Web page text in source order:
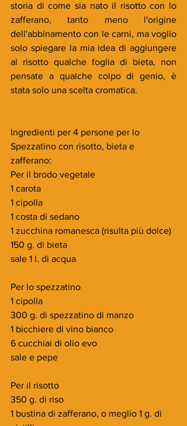
storia di come sia nato il risotto con lo
zafferano, tanto meno l'origine
dell'abbinamento con le carni, ma voglio
solo spiegare la mia idea di aggiungere
al risotto qualche foglia di bieta, non
pensate a qualche colpo di genio, è
stata solo una scelta cromatica.
Ingredienti per 4 persone per lo
Spezzatino con risotto, bieta e
zafferano:
Per il brodo vegetale
1 carota
1 cipolla
1 costa di sedano
1 zucchina romanesca (risulta più dolce)
150 g. di bieta
sale 1 l. di acqua
Per lo spezzatino
1 cipolla
300 g. di spezzatino di manzo
1 bicchiere di vino bianco
6 cucchiai di olio evo
sale e pepe
Per il risotto
350 g. di riso
1 bustina di zafferano, o meglio 1 g. di